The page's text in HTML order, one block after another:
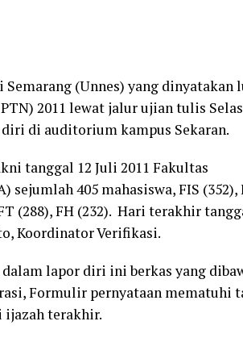
(Unnes) yang dinyatakan
2011 lewat jalur ujian tulis
di auditorium kampus Sekaran.
tanggal 12 Juli 2011 Fakultas
405 mahasiswa, FIS (352),
(288), FH (232). Hari terakhir
Koordinator Verifikasi.
lapor diri ini berkas yang
Formulir pernyataan mematuhi
ijazah terakhir.